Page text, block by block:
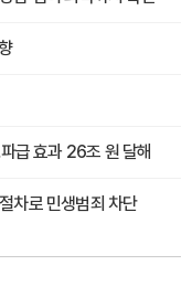
급 효과 26조 원 달해
차로 민생범죄 차단